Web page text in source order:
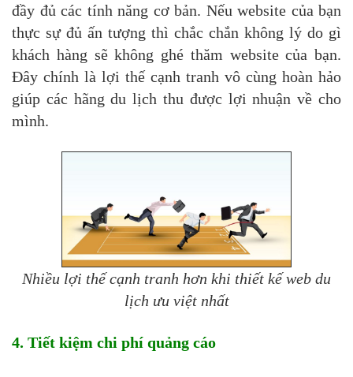
đầy đủ các tính năng cơ bản. Nếu website của bạn
thực sự đủ ấn tượng thì chắc chắn không lý do gì
khách hàng sẽ không ghé thăm website của bạn.
Đây chính là lợi thế cạnh tranh vô cùng hoàn hảo
giúp các hãng du lịch thu được lợi nhuận về cho
mình.
Nhiều lợi thế cạnh tranh hơn khi thiết kế web du
lịch ưu việt nhất
4. Tiết kiệm chi phí quảng cáo